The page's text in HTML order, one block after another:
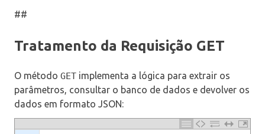
##
Tratamento da Requisição GET
O método GET implementa a lógica para extrair os
parâmetros, consultar o banco de dados e devolver os
dados em formato JSON: